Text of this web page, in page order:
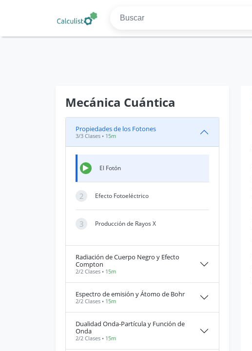
Mecánica Cuántica
Propiedades de los Fotones
3/3 Clases • 15m
El Fotón
2 Efecto Fotoeléctrico
3 Producción de Rayos X
Radiación de Cuerpo Negro y Efecto
Compton
2/2 Clases • 15m
Espectro de emisión y Átomo de Bohr
2/2 Clases • 15m
Dualidad Onda-Partícula y Función de
Onda
2/2 Clases • 15m